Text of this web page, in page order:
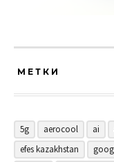
МЕТКИ
5g aerocool ai
efes kazakhstan